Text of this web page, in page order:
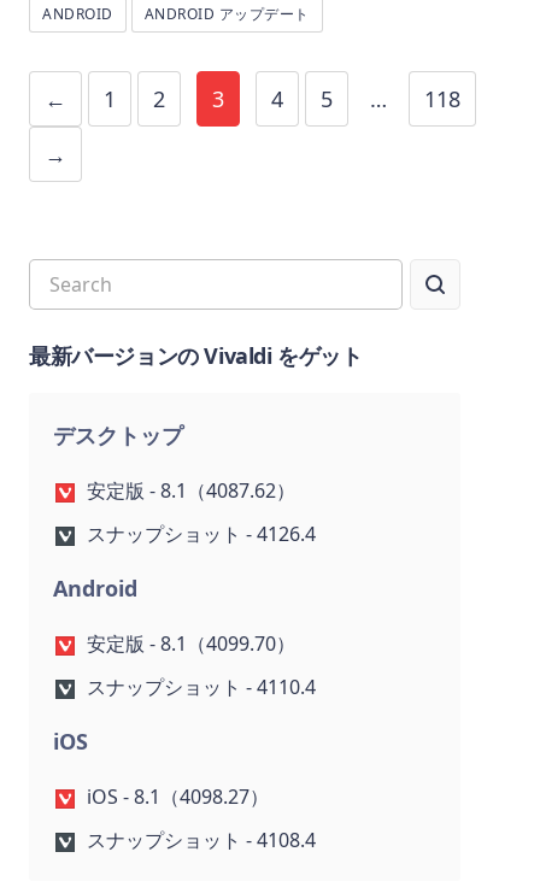
ANDROID ANDROID アップデート
← 1 2 3 4 5 …
118
→
最新バージョンの Vivaldi をゲット
デスクトップ
安定版 - 8.1（4087.62）
スナップショット - 4126.4
Android
安定版 - 8.1（4099.70）
スナップショット - 4110.4
iOS
iOS - 8.1（4098.27）
スナップショット - 4108.4